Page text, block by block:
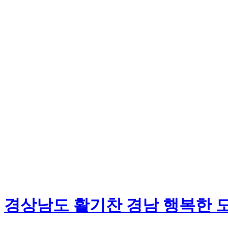
경상남도 활기찬 경남 행복한